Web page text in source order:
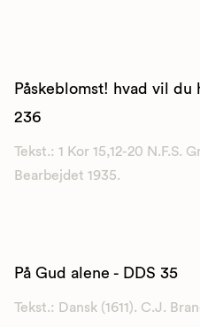
Påskeblomst! hvad vil du
236
Tekst.: 1 Kor 15,12-20 N.F.S.
Bearbejdet 1935.
På Gud alene - DDS 35
Tekst.: Dansk (1611). C.J.